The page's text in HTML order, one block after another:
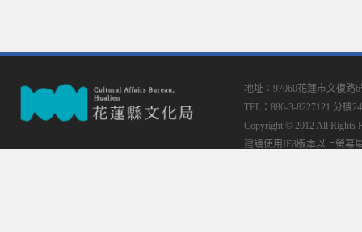
地址：97060花蓮市文復路
TEL：886-3-8227121 分機
Copyright © 2012 All Rights
建議使用IE8版本以上螢幕